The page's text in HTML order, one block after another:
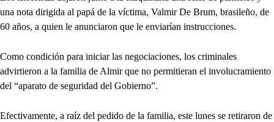
una nota dirigida al papá de la víctima, Valmir De Brum, brasileño, de
60 años, a quien le anunciaron que le enviarían instrucciones.
Como condición para iniciar las negociaciones, los criminales
advirtieron a la familia de Almir que no permitieran el involucramiento
del “aparato de seguridad del Gobierno”.
Efectivamente, a raíz del pedido de la familia, este lunes se retiraron de